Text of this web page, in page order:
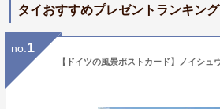
タイおすすめプレゼントランキング
no. 1